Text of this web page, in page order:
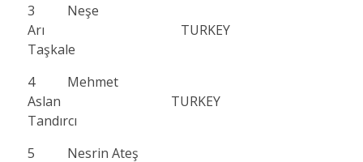
3 Neşe
Arı TURKEY
Taşkale
4 Mehmet
Aslan TURKEY
Tandırcı
5 Nesrin Ateş